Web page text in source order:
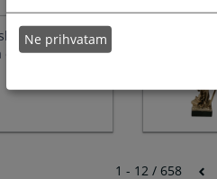
suda za
od 2. i 4. juna
1 - 12 / 658
Ne prihvatam